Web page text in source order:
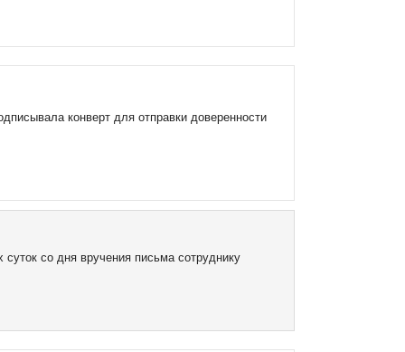
конверт для отправки доверенности
со дня вручения письма сотруднику